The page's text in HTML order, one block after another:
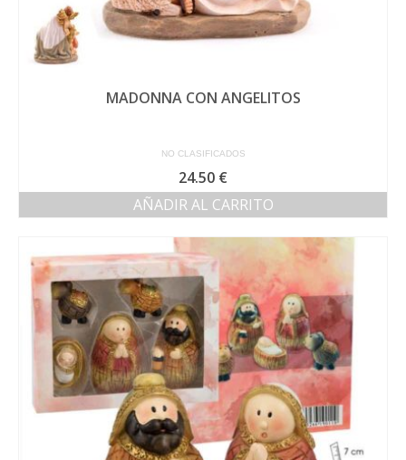
MADONNA CON ANGELITOS
NO CLASIFICADOS
24.50 €
AÑADIR AL CARRITO